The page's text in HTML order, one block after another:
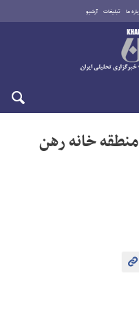
ما تبلیغات آرشیو
منطقه خانه رهن